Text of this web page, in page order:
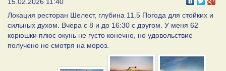
Локация ресторан Шелест, глубина 11.5 Погода для стойких и
сильных духом. Вчера с 8 и до 16:30 с другом. У меня 62
корюшки плюс окунь не густо конечно, но удовольствие
получено не смотря на мороз.